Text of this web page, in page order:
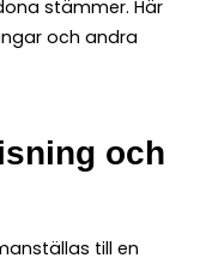
stämmer. Här
och andra
och
till en